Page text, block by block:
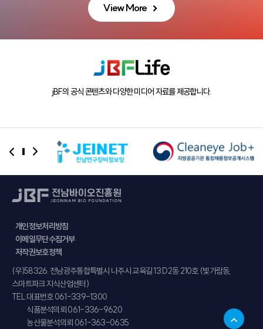
View More
Life
jBF의 공식 콘텐츠와 다양한 미디어 자료를 제공합니다.
개인정보처리방침
이메일무단수집거부
저작권보호정책
주소
(우)58326. 전남광주통합특별시 나주시 교육길 13 D2동 210호 (빛가람동,
스마트파크 지식산업센터)
TEL.대표번호 061-339-1300
식품분석의뢰 061-336-9620
농산물분석의뢰 061-363-0635